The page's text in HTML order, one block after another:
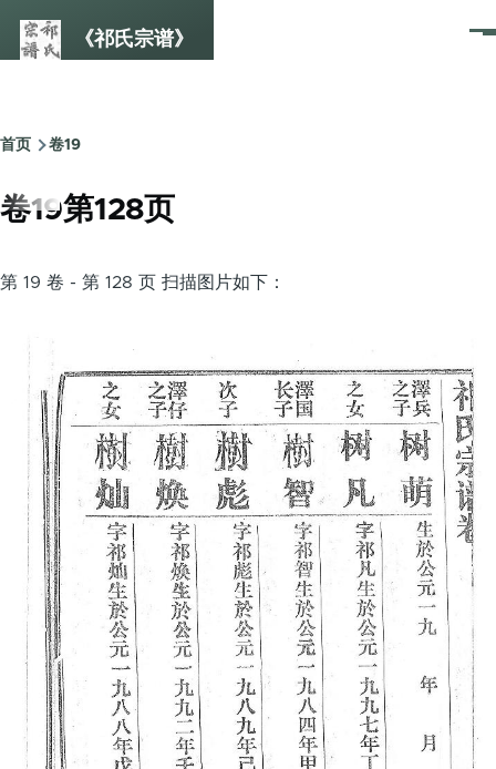
《祁氏宗谱》
菜
面
包
屑
首页 卷19
卷19第128页
第 19 卷 - 第 128 页 扫描图片如下：